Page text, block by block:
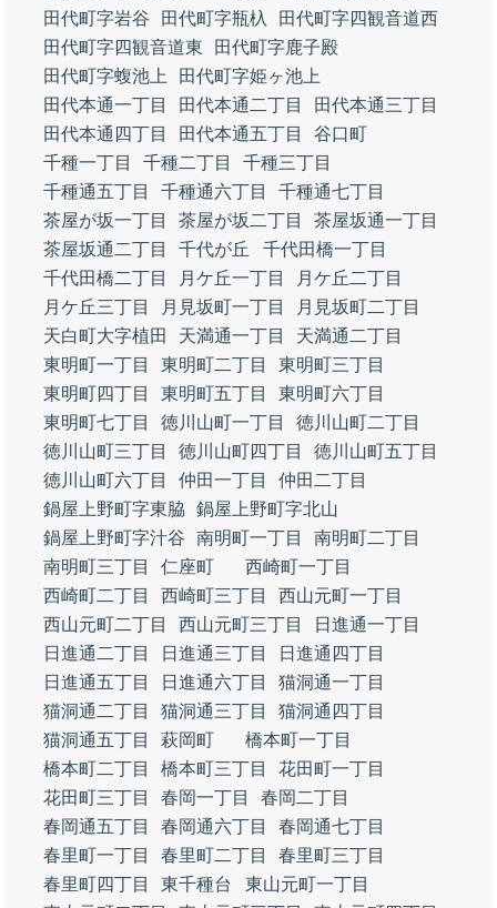
田代町字岩谷
田代町字瓶杁
田代町字四観音道西
田代町字四観音道東
田代町字鹿子殿
田代町字蝮池上
田代町字姫ヶ池上
田代本通一丁目
田代本通二丁目
田代本通三丁目
田代本通四丁目
田代本通五丁目
谷口町
千種一丁目
千種二丁目
千種三丁目
千種通五丁目
千種通六丁目
千種通七丁目
茶屋が坂一丁目
茶屋が坂二丁目
茶屋坂通一丁目
茶屋坂通二丁目
千代が丘
千代田橋一丁目
千代田橋二丁目
月ケ丘一丁目
月ケ丘二丁目
月ケ丘三丁目
月見坂町一丁目
月見坂町二丁目
天白町大字植田
天満通一丁目
天満通二丁目
東明町一丁目
東明町二丁目
東明町三丁目
東明町四丁目
東明町五丁目
東明町六丁目
東明町七丁目
徳川山町一丁目
徳川山町二丁目
徳川山町三丁目
徳川山町四丁目
徳川山町五丁目
徳川山町六丁目
仲田一丁目
仲田二丁目
鍋屋上野町字東脇
鍋屋上野町字北山
鍋屋上野町字汁谷
南明町一丁目
南明町二丁目
南明町三丁目
仁座町
西崎町一丁目
西崎町二丁目
西崎町三丁目
西山元町一丁目
西山元町二丁目
西山元町三丁目
日進通一丁目
日進通二丁目
日進通三丁目
日進通四丁目
日進通五丁目
日進通六丁目
猫洞通一丁目
猫洞通二丁目
猫洞通三丁目
猫洞通四丁目
猫洞通五丁目
萩岡町
橋本町一丁目
橋本町二丁目
橋本町三丁目
花田町一丁目
花田町三丁目
春岡一丁目
春岡二丁目
春岡通五丁目
春岡通六丁目
春岡通七丁目
春里町一丁目
春里町二丁目
春里町三丁目
春里町四丁目
東千種台
東山元町一丁目